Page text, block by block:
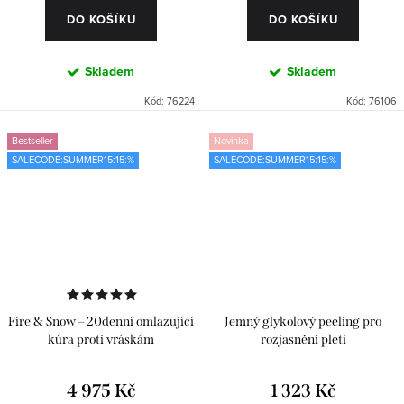
DO KOŠÍKU
Skladem
Kód: 76224
DO KOŠÍKU
Skladem
Kód: 76106
Bestseller
SALECODE:SUMMER15:15:%
Fire & Snow – 20denní omlazující
kúra proti vráskám
4 975 Kč
Novinka
SALECODE:SUMMER15:15:%
Jemný glykolový peeling pro
rozjasnění pleti
1 323 Kč